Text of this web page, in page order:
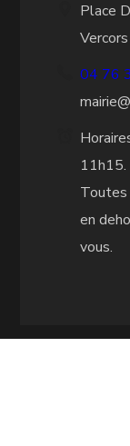
Place
Vercors
04 76
11h15.
Toutes
en
vous.